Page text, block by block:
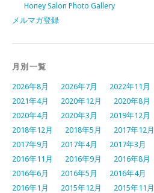
Honey Salon Photo Gallery
メルマガ登録
月別一覧
2026年8月 2026年7月 2022年11月
2021年4月
2020年12月 2020年8月
2020年4月
2020年3月 2019年12月
2018年12月
2018年5月 2017年12月
2017年9月
2017年4月 2017年3月
2016年11月
2016年9月 2016年8月
2016年6月
2016年5月 2016年4月
2016年1月
2015年12月 2015年11月